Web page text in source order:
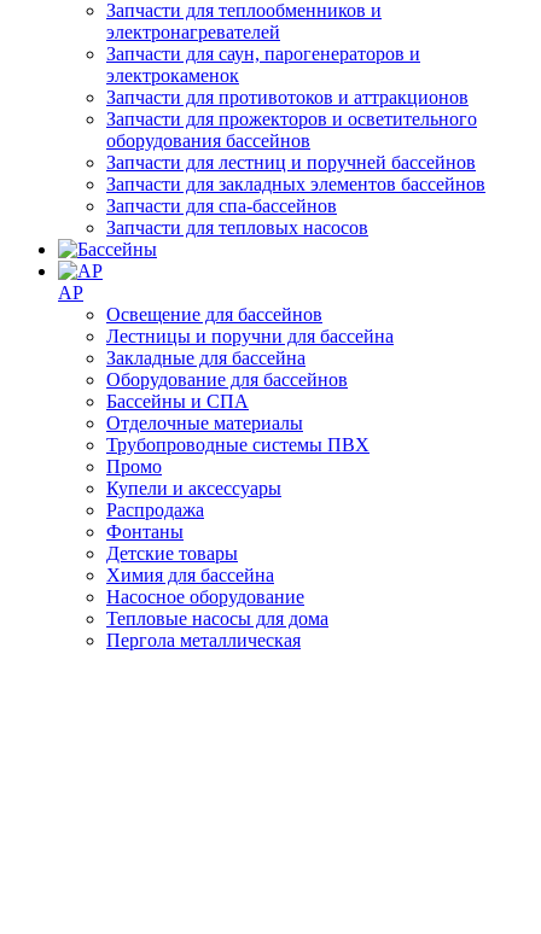
Запчасти для теплообменников и
электронагревателей
Запчасти для саун, парогенераторов и
электрокаменок
Запчасти для противотоков и аттракционов
Запчасти для прожекторов и осветительного
оборудования бассейнов
Запчасти для лестниц и поручней бассейнов
Запчасти для закладных элементов бассейнов
Запчасти для спа-бассейнов
Запчасти для тепловых насосов
AP
Освещение для бассейнов
Лестницы и поручни для бассейна
Закладные для бассейна
Оборудование для бассейнов
Бассейны и СПА
Отделочные материалы
Трубопроводные системы ПВХ
Промо
Купели и аксессуары
Распродажа
Фонтаны
Детские товары
Химия для бассейна
Насосное оборудование
Тепловые насосы для дома
Пергола металлическая